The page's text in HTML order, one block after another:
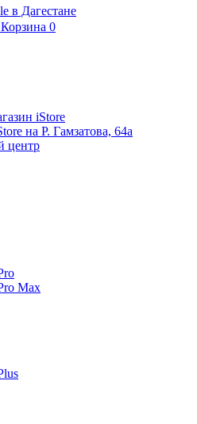
Корзина 0
iStore
на Р. Гамзатова, 64а
центр
Max